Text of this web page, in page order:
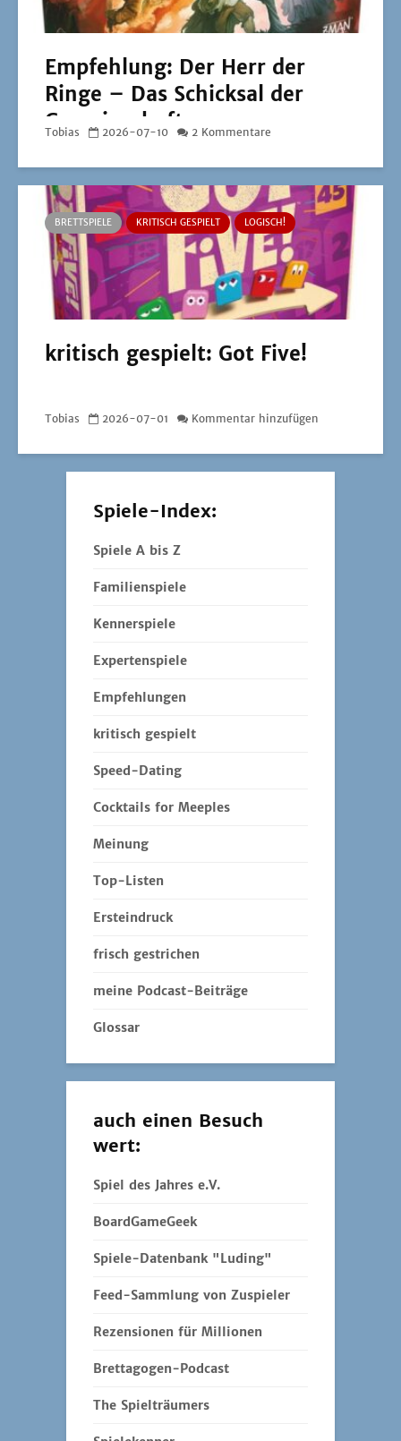
Empfehlung: Der Herr der
Ringe – Das Schicksal der
Gemeinschaft
Tobias 2026-07-10 2 Kommentare
BRETTSPIELE KRITISCH GESPIELT LOGISCH!
kritisch gespielt: Got Five!
Tobias 2026-07-01 Kommentar hinzufügen
Spiele-Index:
Spiele A bis Z
Familienspiele
Kennerspiele
Expertenspiele
Empfehlungen
kritisch gespielt
Speed-Dating
Cocktails for Meeples
Meinung
Top-Listen
Ersteindruck
frisch gestrichen
meine Podcast-Beiträge
Glossar
auch einen Besuch
wert:
Spiel des Jahres e.V.
BoardGameGeek
Spiele-Datenbank "Luding"
Feed-Sammlung von Zuspieler
Rezensionen für Millionen
Brettagogen-Podcast
The Spielträumers